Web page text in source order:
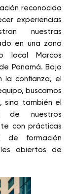
reconocida
experiencias
nuestras
en una zona
local Marcos
Panamá. Bajo
la confianza, el
buscamos
sino también el
de nuestros
con prácticas
de formación
abiertos de